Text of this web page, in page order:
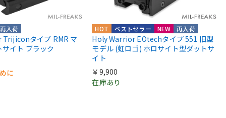
再入荷
タイプ RMR マ
イト ブラック
に
HOT NEW 再入荷
ベストセラー
Holy Warrior EOtechタイプ 551 旧型
モデル (虹ロゴ) ホロサイト型ダットサ
イト
￥9,900
在庫あり